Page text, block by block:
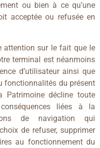
ou bien à ce qu’une
acceptée ou refusée en
attention sur le fait que le
terminal est néanmoins
d’utilisateur ainsi que
fonctionnalités du présent
Patrimoine décline toute
liées à la
de navigation qui
de refuser, supprimer
au fonctionnement du